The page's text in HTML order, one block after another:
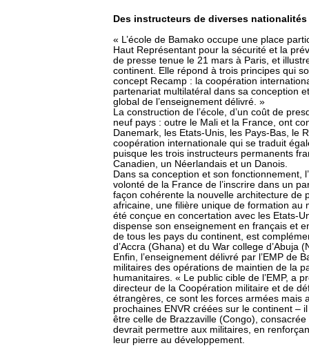
Des instructeurs de diverses nationalités
« L’école de Bamako occupe une place
Haut Représentant pour la sécurité et la
de presse tenue le 21 mars à Paris, et
continent. Elle répond à trois principes qui
concept Recamp : la coopération
partenariat multilatéral dans sa conception
global de l’enseignement délivré. »
La construction de l’école, d’un coût de
neuf pays : outre le Mali et la France, ont
Danemark, les Etats-Unis, les Pays-Bas, le
coopération internationale qui se traduit
puisque les trois instructeurs permanents
Canadien, un Néerlandais et un Danois.
Dans sa conception et son fonctionnement,
volonté de la France de l’inscrire dans un
façon cohérente la nouvelle architecture de
africaine, une filière unique de formation au
été conçue en concertation avec les Etats-
dispense son enseignement en français et
de tous les pays du continent, est
d’Accra (Ghana) et du War college d’Abuja
Enfin, l’enseignement délivré par l’EMP de
militaires des opérations de maintien de la
humanitaires. « Le public cible de l’EMP, a
directeur de la Coopération militaire et de
étrangères, ce sont les forces armées mais
prochaines ENVR créées sur le continent –
être celle de Brazzaville (Congo),
devrait permettre aux militaires, en
leur pierre au développement.